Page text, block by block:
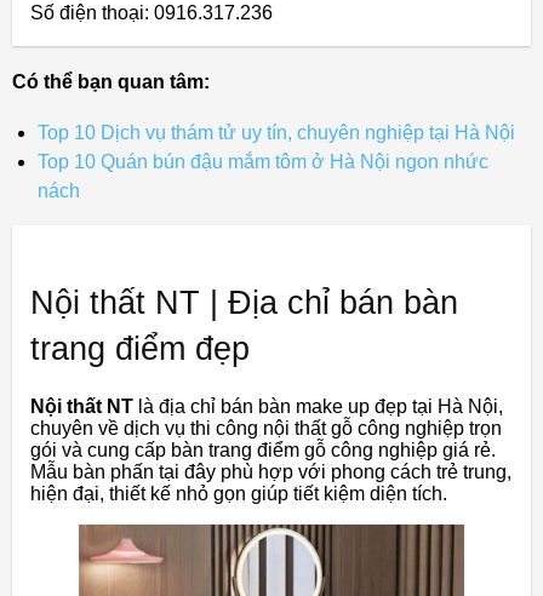
Số điện thoại: 0916.317.236
Có thể bạn quan tâm:
Top 10 Dịch vụ thám tử uy tín, chuyên nghiệp tại Hà Nội
Top 10 Quán bún đậu mắm tôm ở Hà Nội ngon nhức
nách
Nội thất NT | Địa chỉ bán bàn
trang điểm đẹp
Nội thất NT là địa chỉ bán bàn make up đẹp tại Hà Nội,
chuyên về dịch vụ thi công nội thất gỗ công nghiệp trọn
gói và cung cấp bàn trang điểm gỗ công nghiệp giá rẻ.
Mẫu bàn phấn tại đây phù hợp với phong cách trẻ trung,
hiện đại, thiết kế nhỏ gọn giúp tiết kiệm diện tích.